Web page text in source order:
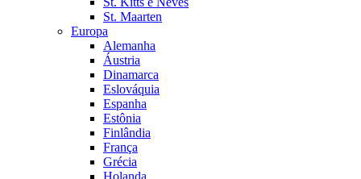
St. Maarten
Europa
Alemanha
Áustria
Dinamarca
Eslováquia
Espanha
Estônia
Finlândia
França
Grécia
Holanda